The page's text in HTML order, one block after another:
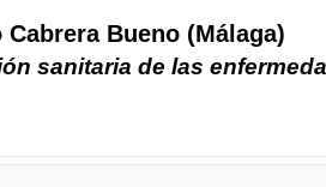
Bueno (Málaga)
sanitaria de las